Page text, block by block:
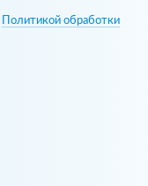
Политикой обработки